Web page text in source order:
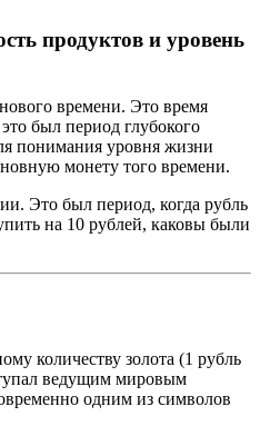
продуктов и уровень
времени. Это время
был период глубокого
понимания уровня жизни
монету того времени.
Это был период, когда рубль
на 10 рублей, каковы были
количеству золота (1 рубль
ведущим мировым
одним из символов